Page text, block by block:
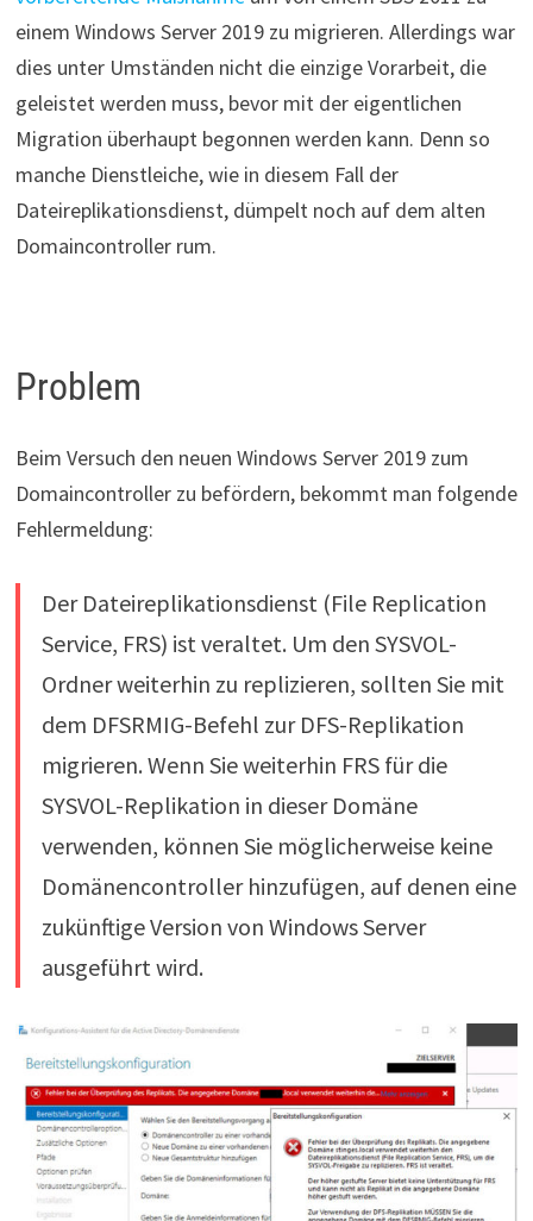
einem Windows Server 2019 zu migrieren. Allerdings war
dies unter Umständen nicht die einzige Vorarbeit, die
geleistet werden muss, bevor mit der eigentlichen
Migration überhaupt begonnen werden kann. Denn so
manche Dienstleiche, wie in diesem Fall der
Dateireplikationsdienst, dümpelt noch auf dem alten
Domaincontroller rum.
Problem
Beim Versuch den neuen Windows Server 2019 zum
Domaincontroller zu befördern, bekommt man folgende
Fehlermeldung:
Der Dateireplikationsdienst (File Replication
Service, FRS) ist veraltet. Um den SYSVOL-
Ordner weiterhin zu replizieren, sollten Sie mit
dem DFSRMIG-Befehl zur DFS-Replikation
migrieren. Wenn Sie weiterhin FRS für die
SYSVOL-Replikation in dieser Domäne
verwenden, können Sie möglicherweise keine
Domänencontroller hinzufügen, auf denen eine
zukünftige Version von Windows Server
ausgeführt wird.